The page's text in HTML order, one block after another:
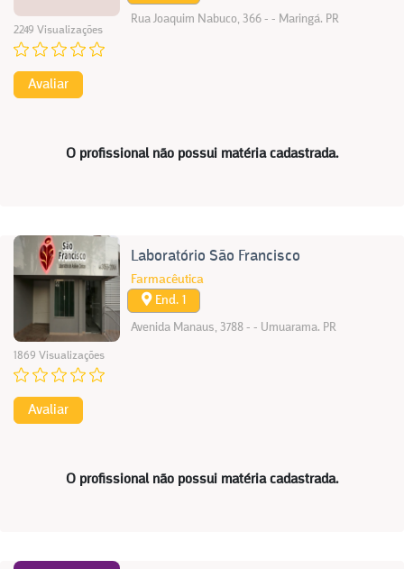
2249 Visualizações
Avaliar
Rua Joaquim Nabuco, 366 - - Maringá. PR
O profissional não possui matéria cadastrada.
1869 Visualizações
Avaliar
Laboratório São Francisco
Farmacêutica
End. 1
Avenida Manaus, 3788 - - Umuarama. PR
O profissional não possui matéria cadastrada.